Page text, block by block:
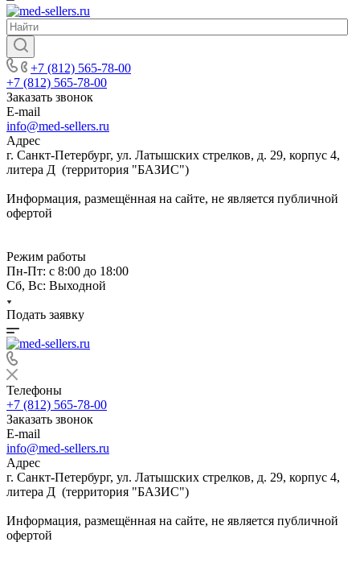
+7 (812) 565-78-00
+7 (812) 565-78-00
Заказать звонок
E-mail
info@med-sellers.ru
Адрес
г. Санкт-Петербург, ул. Латышских стрелков, д. 29, корпус 4,
литера Д (территория "БАЗИС")
Информация, размещённая на сайте, не является публичной
офертой
Режим работы
Пн-Пт: с 8:00 до 18:00
Сб, Вс: Выходной
Подать заявку
Телефоны
+7 (812) 565-78-00
Заказать звонок
E-mail
info@med-sellers.ru
Адрес
г. Санкт-Петербург, ул. Латышских стрелков, д. 29, корпус 4,
литера Д (территория "БАЗИС")
Информация, размещённая на сайте, не является публичной
офертой